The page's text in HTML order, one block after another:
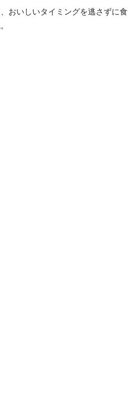
おいしいタイミングを逃さずに食